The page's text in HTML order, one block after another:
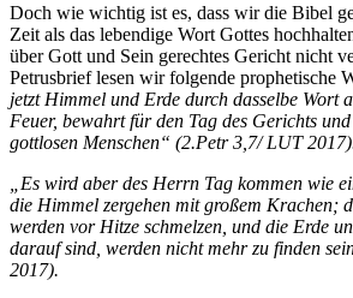
Doch wie wichtig ist es, dass wir die Bibel
Zeit als das lebendige Wort Gottes
über Gott und Sein gerechtes Gericht nicht
Petrusbrief lesen wir folgende prophetische
jetzt Himmel und Erde durch dasselbe Wort
Feuer, bewahrt für den Tag des Gerichts
gottlosen Menschen“ (2.Petr 3,7/ LUT
„Es wird aber des Herrn Tag kommen wie
die Himmel zergehen mit großem Krachen;
werden vor Hitze schmelzen, und die Erde
darauf sind, werden nicht mehr zu finden
2017).